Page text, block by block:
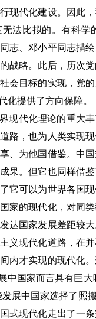
现代化建设。因此
法比拟的。有科
志、邓小平同志描
战略。此后，历次
会目标的实现，党
化提供了方向保障。
现代化理论的重大
路，也为人类实现
、为他国借鉴。中
果。但它也同样借
它可以为世界各国
家的现代化，对同
达国家发展差距较
义现代化道路，在
内才实现的现代化
中国家而言具有巨
展中国家选择了照
式现代化走出了一